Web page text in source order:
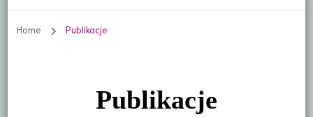
Home Publikacje
Publikacje